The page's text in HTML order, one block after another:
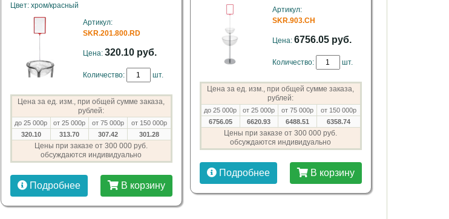
Цвет: хром/красный
Артикул:
SKR.201.800.RD
Цена: 320.10 руб.
Количество: шт.
Цена за ед. изм., при общей сумме заказа,
рублей:
до 25 000р от 25 000р от 75 000р
от 150 000р
320.10
313.70 307.42 301.28
Цены при заказе от 300 000 руб.
обсуждаются индивидуально
Подробнее В корзину
Артикул:
SKR.903.CH
Цена: 6756.05 руб.
Количество: шт.
Цена за ед. изм., при общей сумме заказа,
рублей:
до 25 000р от 25 000р от 75 000р
от 150 000р
6756.05
6620.93 6488.51 6358.74
Цены при заказе от 300 000 руб.
обсуждаются индивидуально
Подробнее В корзину